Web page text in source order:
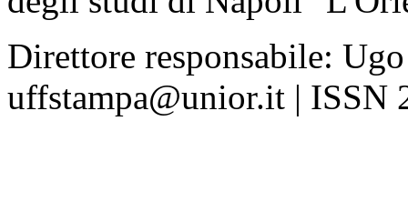
Direttore responsabile:
uffstampa@unior.it | ISSN